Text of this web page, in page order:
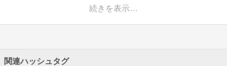
続きを表示…
関連ハッシュタグ